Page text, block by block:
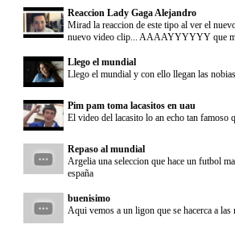
Reaccion Lady Gaga Alejandro
Mirad la reaccion de este tipo al ver el
nuevo video clip... AAAAYYYYYY que
Llego el mundial
Llego el mundial y con ello llegan las
Pim pam toma lacasitos en uau
El video del lacasito lo an echo tan famoso
Repaso al mundial
Argelia una seleccion que hace un futbol
españa
buenisimo
Aqui vemos a un ligon que se hacerca a